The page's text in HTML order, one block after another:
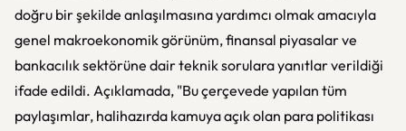
doğru bir şekilde anlaşılmasına yardımcı olmak amacıyla
genel makroekonomik görünüm, finansal piyasalar ve
bankacılık sektörüne dair teknik sorulara yanıtlar verildiği
ifade edildi. Açıklamada, "Bu çerçevede yapılan tüm
paylaşımlar, halihazırda kamuya açık olan para politikası